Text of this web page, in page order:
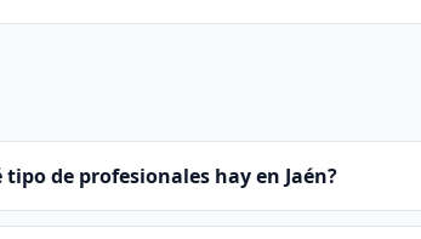
tipo de profesionales hay en Jaén?